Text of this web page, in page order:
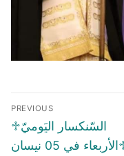
Post
navigation
PREVIOUS
Previous
post:
♱السّنكسار اليَوميّ
♱الأربعاء في 05 نيسان